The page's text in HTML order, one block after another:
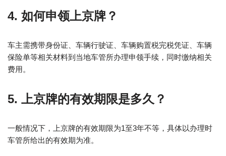
4. 如何申领上京牌？
车主需携带身份证、车辆行驶证、车辆购置税完税凭证、车辆
保险单等相关材料到当地车管所办理申领手续，同时缴纳相关
费用。
5. 上京牌的有效期限是多久？
一般情况下，上京牌的有效期限为1至3年不等，具体以办理时
车管所给出的有效期为准。